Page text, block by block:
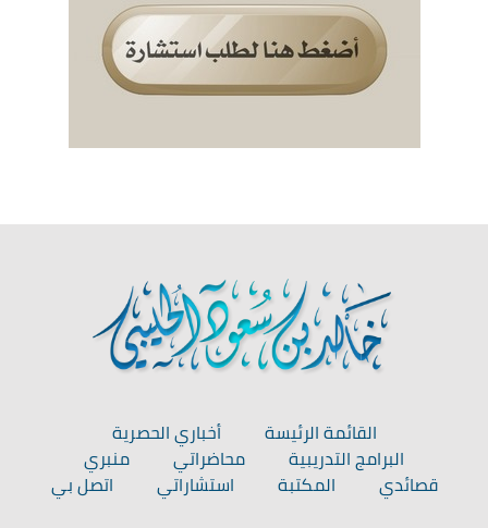
القائمة الرئيسة
أخباري الحصرية
البرامج التدريبية
محاضراتي
منبري
قصائدي
المكتبة استشاراتي اتصل بي